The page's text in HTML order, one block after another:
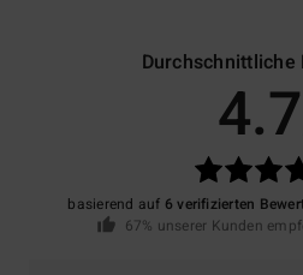
Durchschnittliche
4.7
basierend auf 6 verifizierten
67% unserer Kunden